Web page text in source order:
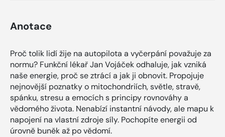
Anotace
Proč tolik lidí žije na autopilota a vyčerpání považuje za
normu? Funkční lékař Jan Vojáček odhaluje, jak vzniká
naše energie, proč se ztrácí a jak ji obnovit. Propojuje
nejnovější poznatky o mitochondriích, světle, stravě,
spánku, stresu a emocích s principy rovnováhy a
vědomého života. Nenabízí instantní návody, ale mapu k
napojení na vlastní zdroje síly. Pochopíte energii od
úrovně buněk až po vědomí.